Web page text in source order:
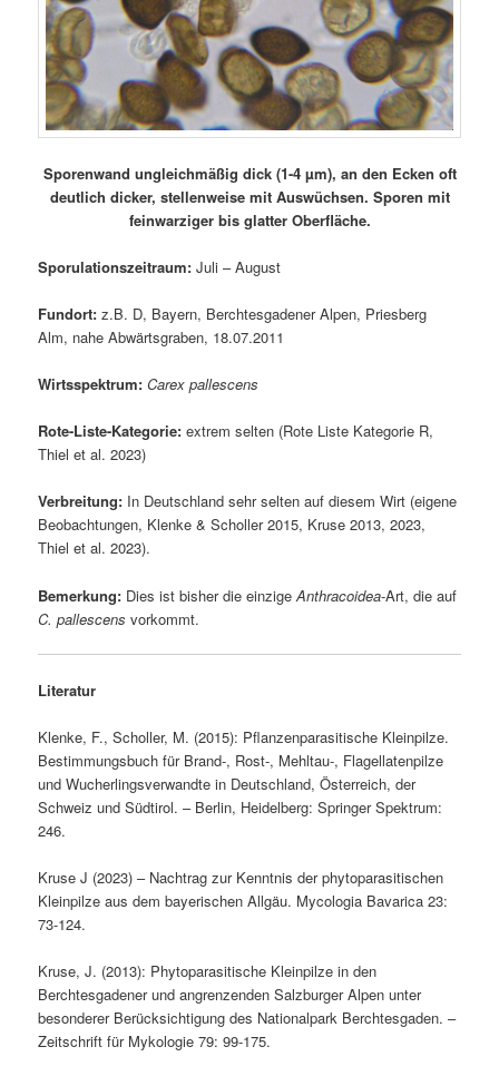
Sporenwand ungleichmäßig dick (1-4 µm), an den Ecken oft
deutlich dicker, stellenweise mit Auswüchsen. Sporen mit
feinwarziger bis glatter Oberfläche.
Sporulationszeitraum: Juli – August
Fundort: z.B. D, Bayern, Berchtesgadener Alpen, Priesberg
Alm, nahe Abwärtsgraben, 18.07.2011
Wirtsspektrum:Carex pallescens
Rote-Liste-Kategorie: extrem selten (Rote Liste Kategorie R,
Thiel et al. 2023)
Verbreitung: In Deutschland sehr selten auf diesem Wirt (eigene
Beobachtungen, Klenke & Scholler 2015, Kruse 2013, 2023,
Thiel et al. 2023).
Bemerkung: Dies ist bisher die einzigeAnthracoidea-Art, die auf
C. pallescens vorkommt.
Literatur
Klenke, F., Scholler, M. (2015): Pflanzenparasitische Kleinpilze.
Bestimmungsbuch für Brand-, Rost-, Mehltau-, Flagellatenpilze
und Wucherlingsverwandte in Deutschland, Österreich, der
Schweiz und Südtirol. – Berlin, Heidelberg: Springer Spektrum:
246.
Kruse J (2023) – Nachtrag zur Kenntnis der phytoparasitischen
Kleinpilze aus dem bayerischen Allgäu. Mycologia Bavarica 23:
73-124.
Kruse, J. (2013): Phytoparasitische Kleinpilze in den
Berchtesgadener und angrenzenden Salzburger Alpen unter
besonderer Berücksichtigung des Nationalpark Berchtesgaden. –
Zeitschrift für Mykologie 79: 99-175.